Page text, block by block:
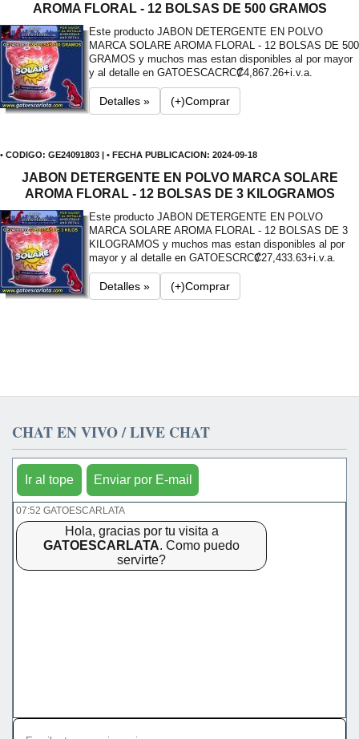
AROMA FLORAL - 12 BOLSAS DE 500 GRAMOS
Este producto JABON DETERGENTE EN POLVO
MARCA SOLARE AROMA FLORAL - 12 BOLSAS DE 500
GRAMOS y muchos mas estan disponibles al por mayor
y al detalle en GATOESCACRC₡4,867.26+i.v.a.
Detalles » (+)Comprar
• CODIGO: GE24091803 | • FECHA PUBLICACION: 2024-09-18
JABON DETERGENTE EN POLVO MARCA SOLARE
AROMA FLORAL - 12 BOLSAS DE 3 KILOGRAMOS
Este producto JABON DETERGENTE EN POLVO
MARCA SOLARE AROMA FLORAL - 12 BOLSAS DE 3
KILOGRAMOS y muchos mas estan disponibles al por
mayor y al detalle en GATOESCRC₡27,433.63+i.v.a.
Detalles » (+)Comprar
CHAT EN VIVO / LIVE CHAT
Ir al tope Enviar por E-mail
07:52 GATOESCARLATA
Hola, gracias por tu visita a
GATOESCARLATA. Como puedo
servirte?